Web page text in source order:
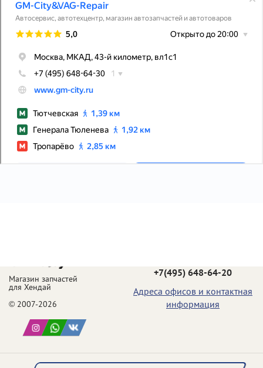
Магазин запчастей
для Хендай
© 2007-2026
+7(495) 648-64-20
Адреса офисов и контактная
информация